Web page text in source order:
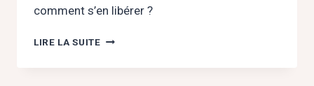
comment s’en libérer ?
LIRE LA SUITEMANQUE